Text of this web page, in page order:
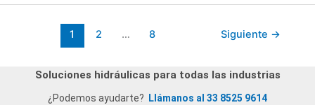
1 2 … 8 Siguiente →
Soluciones hidráulicas para todas las industrias
¿Podemos ayudarte? Llámanos al 33 8525 9614